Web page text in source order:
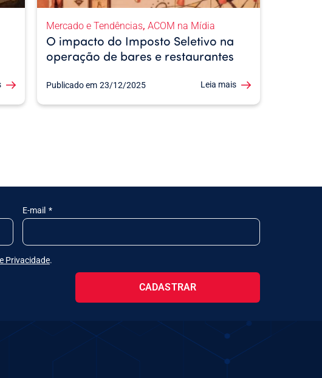
Mercado e Tendências, ACOM na Mídia
O impacto do Imposto Seletivo na
operação de bares e restaurantes
Publicado em 23/12/2025 Leia mais
E-mail
Privacidade.
CADASTRAR